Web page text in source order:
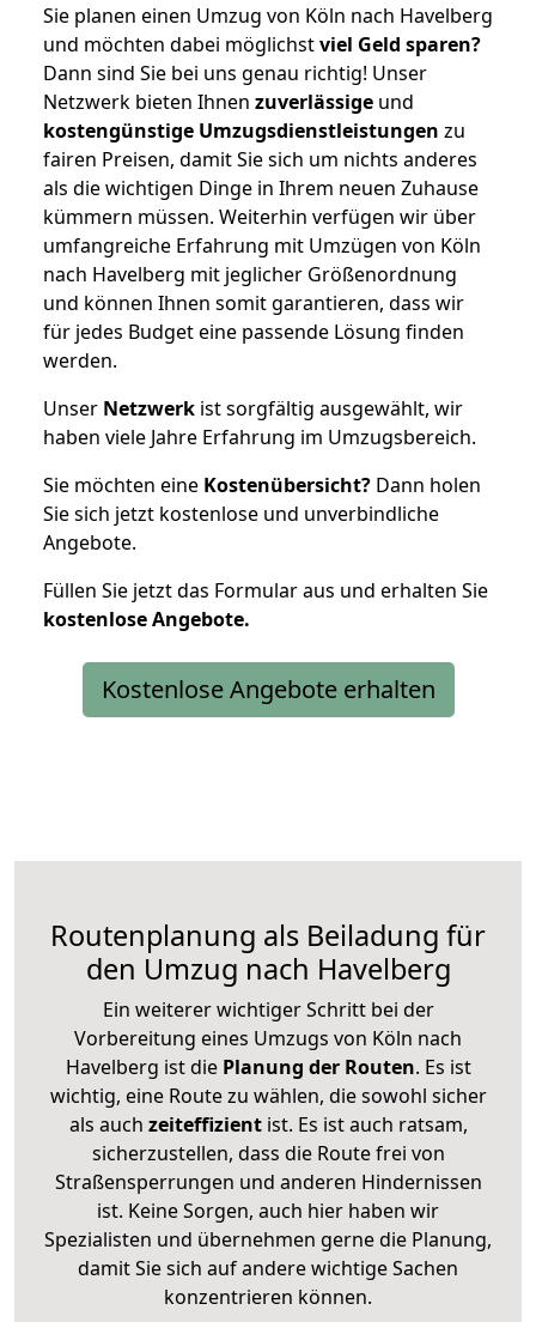
Sie planen einen Umzug von Köln nach Havelberg
und möchten dabei möglichstviel Geld sparen?
Dann sind Sie bei uns genau richtig! Unser
Netzwerk bieten Ihnen zuverlässige und
kostengünstige Umzugsdienstleistungen zu
fairen Preisen, damit Sie sich um nichts anderes
als die wichtigen Dinge in Ihrem neuen Zuhause
kümmern müssen. Weiterhin verfügen wir über
umfangreiche Erfahrung mit Umzügen von Köln
nach Havelberg mit jeglicher Größenordnung
und können Ihnen somit garantieren, dass wir
für jedes Budget eine passende Lösung finden
werden.
Unser Netzwerk ist sorgfältig ausgewählt, wir
haben viele Jahre Erfahrung im Umzugsbereich.
Sie möchten eine Kostenübersicht? Dann holen
Sie sich jetzt kostenlose und unverbindliche
Angebote.
Füllen Sie jetzt das Formular aus und erhalten Sie
kostenloseAngebote.
Kostenlose Angebote erhalten
Routenplanung als Beiladung für
den Umzug nach Havelberg
Ein weiterer wichtiger Schritt bei der
Vorbereitung eines Umzugs von Köln nach
Havelberg ist diePlanung der Routen. Es ist
wichtig, eine Route zu wählen, die sowohl sicher
als auch zeiteffizientist. Es ist auch ratsam,
sicherzustellen, dass die Route frei von
Straßensperrungen und anderen Hindernissen
ist. Keine Sorgen, auch hier haben wir
Spezialisten und übernehmen gerne die Planung,
damit Sie sich auf andere wichtige Sachen
konzentrieren können.